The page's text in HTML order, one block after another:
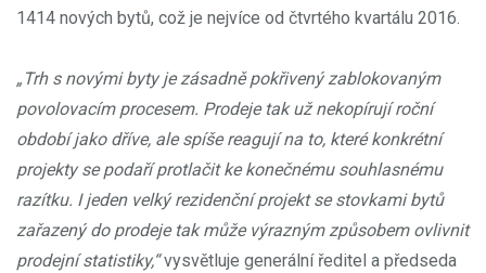
1414 nových bytů, což je nejvíce od čtvrtého kvartálu 2016.
„Trh s novými byty je zásadně pokřivený zablokovaným
povolovacím procesem. Prodeje tak už nekopírují roční
období jako dříve, ale spíše reagují na to, které konkrétní
projekty se podaří protlačit ke konečnému souhlasnému
razítku. I jeden velký rezidenční projekt se stovkami bytů
zařazený do prodeje tak může výrazným způsobem ovlivnit
prodejní statistiky,“vysvětluje generální ředitel a předseda